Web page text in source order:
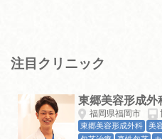
注目クリニック
東郷美容形成外
福岡県福岡市
東郷美容形成外科 美